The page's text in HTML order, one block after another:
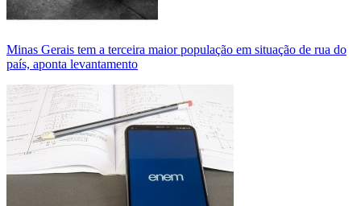
Minas Gerais tem a terceira maior população em situação de rua do
país, aponta levantamento